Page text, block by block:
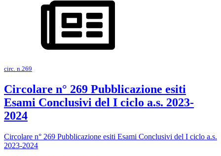
circ. n.269
Circolare n° 269 Pubblicazione esiti
Esami Conclusivi del I ciclo a.s. 2023-
2024
Circolare n° 269 Pubblicazione esiti Esami Conclusivi del I ciclo a.s.
2023-2024